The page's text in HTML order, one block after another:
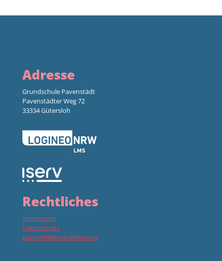
Adresse
Grundschule Pavenstädt
Pavenstädter Weg 72
33334 Gütersloh
Rechtliches
Impressum
Datenschutz
Barrierefreiheitserklärung